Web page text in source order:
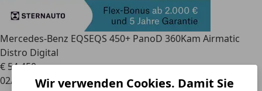
Wir verwenden Cookies. Damit Sie
Mercedes-Benz EQSEQS 450+ PanoD 360Kam Airmatic
Distro Digital
€ 54.450
02/2022